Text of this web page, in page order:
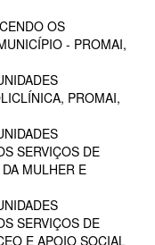
OS
- PROMAI,
PROMAI,
SERVIÇOS DE
MULHER E
SERVIÇOS DE
E APOIO SOCIAL